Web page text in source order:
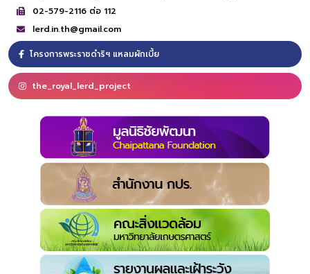
02-579-2116 ต่อ 112
lerd.in.th@gmail.com
โครงการพระราชดำริฯ แหลมผักเบี้ย
the_royal_lerd_project